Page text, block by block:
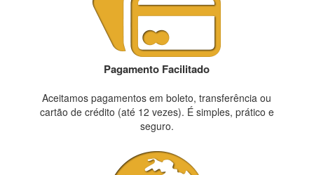
Pagamento Facilitado
Aceitamos pagamentos em boleto, transferência ou
cartão de crédito (até 12 vezes). É simples, prático e
seguro.